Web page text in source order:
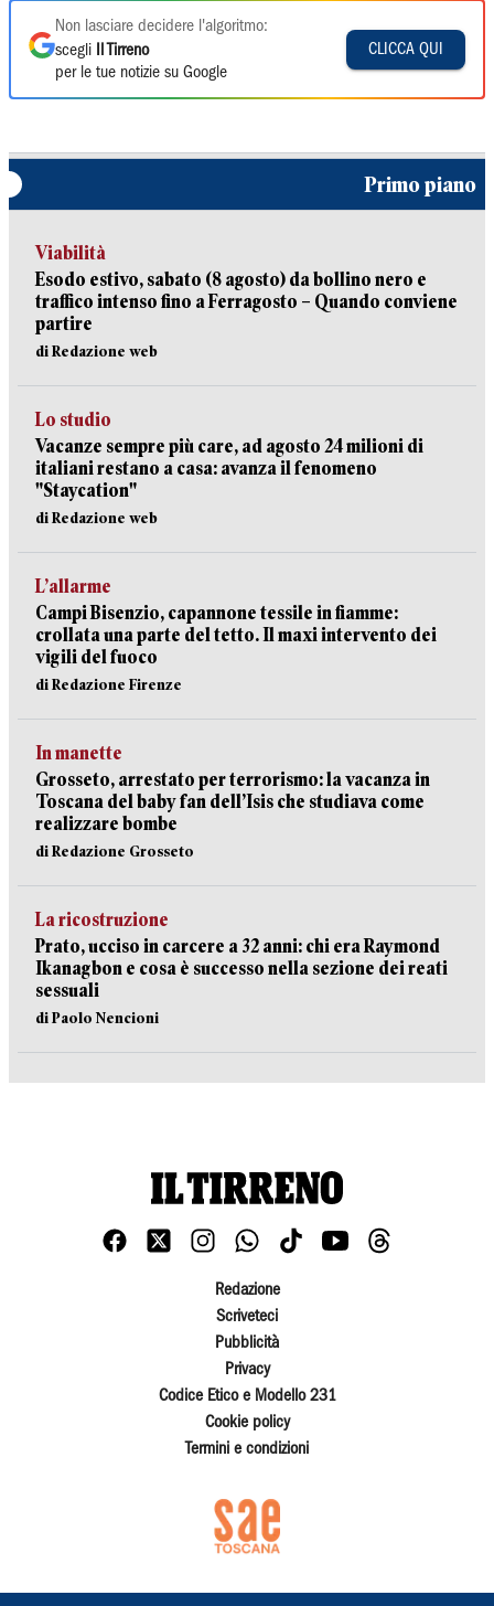
Non lasciare decidere l'algoritmo:
scegli
Il Tirreno
per le tue notizie su Google
CLICCA QUI
Primo piano
Viabilità
Esodo estivo, sabato (8 agosto) da bollino nero e
traffico intenso fino a Ferragosto – Quando conviene
partire
di Redazione web
Lo studio
Vacanze sempre più care, ad agosto 24 milioni di
italiani restano a casa: avanza il fenomeno
"Staycation"
di Redazione web
L’allarme
Campi Bisenzio, capannone tessile in fiamme:
crollata una parte del tetto. Il maxi intervento dei
vigili del fuoco
di Redazione Firenze
In manette
Grosseto, arrestato per terrorismo: la vacanza in
Toscana del baby fan dell’Isis che studiava come
realizzare bombe
di Redazione Grosseto
La ricostruzione
Prato, ucciso in carcere a 32 anni: chi era Raymond
Ikanagbon e cosa è successo nella sezione dei reati
sessuali
di Paolo Nencioni
Redazione
Scriveteci
Pubblicità
Privacy
Codice Etico e Modello 231
Cookie policy
Termini e condizioni